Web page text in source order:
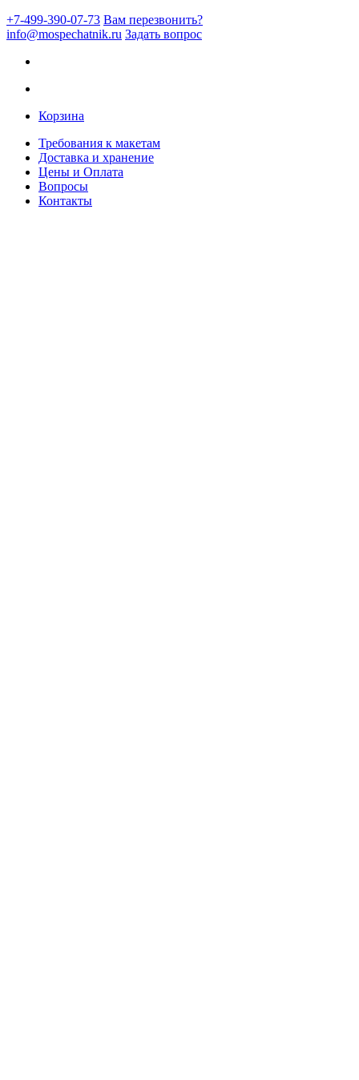
+7-499-390-07-73 Вам перезвонить?
info@mospechatnik.ru Задать вопрос
Корзина
Требования к макетам
Доставка и хранение
Цены и Оплата
Вопросы
Контакты